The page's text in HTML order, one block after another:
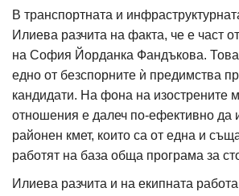
В транспортната и
Илиева разчита на факта, че е част
на София Йорданка Фандъкова.
едно от безспорните ѝ предимства
кандидати. На фона на изострените
отношения е далеч по-ефективно да
районен кмет, които са от една и
работят на база обща програма за
Илиева разчита и на екипната